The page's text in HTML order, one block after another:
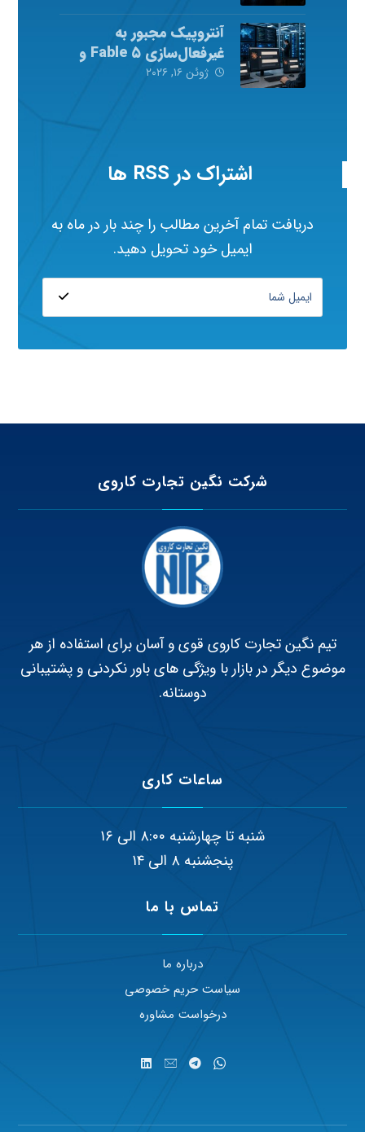
آنتروپیک مجبور به
غیرفعال‌سازی Fable ۵ و
Mythos ۵ شد
ژوئن ۱۶, ۲۰۲۶
اشتراک در RSS ها
دریافت تمام آخرین مطالب را چند بار در ماه به
ایمیل خود تحویل دهید.
شرکت نگین تجارت کاروی
تیم نگین تجارت کاروی قوی و آسان برای استفاده از هر
موضوع دیگر در بازار با ویژگی های باور نکردنی و پشتیبانی
دوستانه.
ساعات کاری
شنبه تا چهارشنبه ۸:۰۰ الی ۱۶
پنجشنبه ۸ الی ۱۴
تماس با ما
درباره ما
سیاست حریم خصوصی
درخواست مشاوره